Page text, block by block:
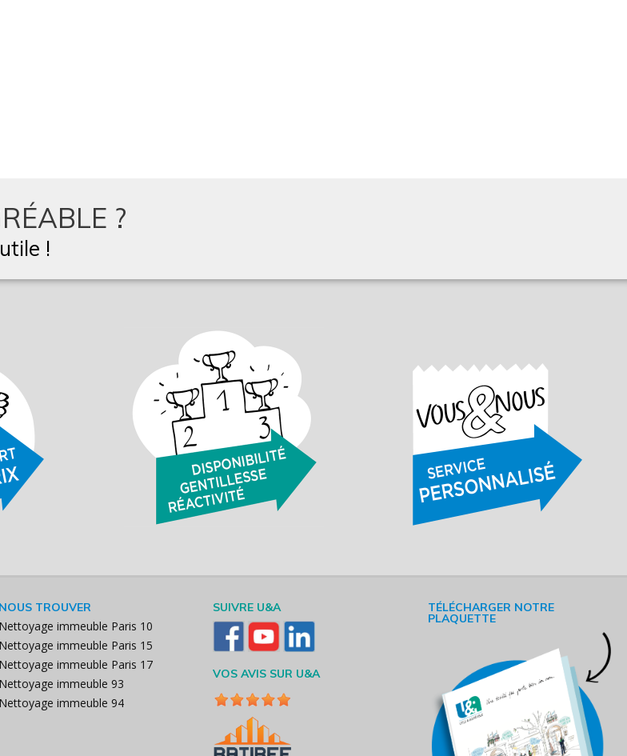
?
!
NOUS TROUVER
Nettoyage immeuble Paris 10
Nettoyage immeuble Paris 15
Nettoyage immeuble Paris 17
Nettoyage immeuble 93
Nettoyage immeuble 94
SUIVRE U&A
VOS AVIS SUR U&A
TÉLÉCHARGER NOTRE
PLAQUETTE